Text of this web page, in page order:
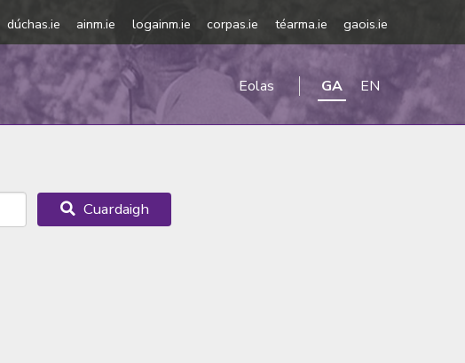
dúchas.ie ainm.ie logainm.ie corpas.ie téarma.ie gaois.ie
Eolas GA EN
Cuardaigh